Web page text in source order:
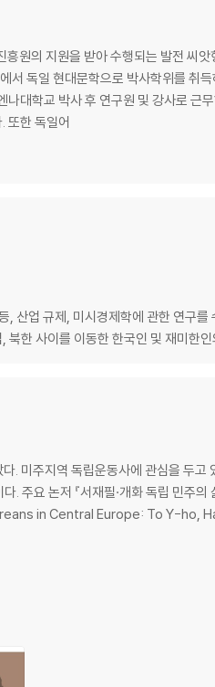
원의 지원을 받아 수행되는 발전 씨
독일 현대문학으로 박사학위를 취
대학교 박사 후 연구원 및 강사로 근
또한 독일어
산업 규제, 미시경제학에 관한 연구
한 사이를 이동한 한국인 및 재미한
. 미주지역 독립운동사에 관심을 두
미한인
reans in Central Europe: To Y-